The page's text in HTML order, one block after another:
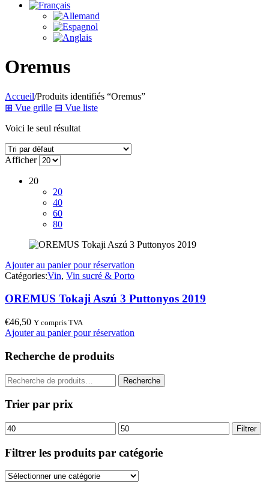
Oremus
Accueil/Produits identifiés “Oremus”
⊞ Vue grille ⊟ Vue liste
Voici le seul résultat
Afficher
20
20
40
60
80
Ajouter au panier pour réservation
Catégories:Vin, Vin sucré & Porto
OREMUS Tokaji Aszú 3 Puttonyos 2019
€46,50 Y compris TVA
Ajouter au panier pour réservation
Recherche de produits
Recherche
pour :
Recherche
Trier par prix
Prix
min
Prix
max
Filtrer
Filtrer les produits par catégorie